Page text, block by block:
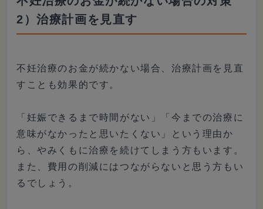
2）治療計画を見直す
不妊治療のお金が続かない場合、治療計画を見直
すことも効果的です。
「妊娠できるまで時間がない」「今までの治療に
意味がなかったと思いたくない」という理由か
ら、やみくもに治療を続けてしまう方もいます。
また、費用の削減にはつながらないと思う方もい
るでしょう。